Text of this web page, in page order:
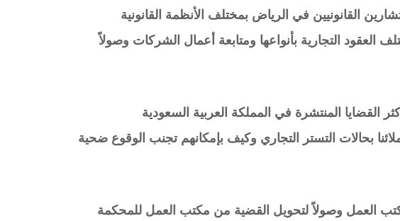
القانونيين في الرياض بمختلف الأنظمة القانونية
التجارية بأنواعها ومتابعة أعمال الشركات وصولاً
القضايا المنتشرة في المملكة العربية السعودية
بحالات التستر التجاري وكيف بإمكانهم تجنب الوقوع ضحية
مكتب العمل وصولاً لتحويل القضية من مكتب العمل للمحكمة